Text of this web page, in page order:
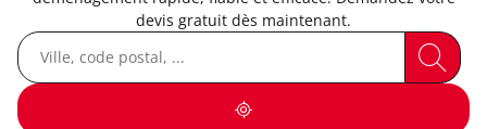
devis gratuit dès maintenant.